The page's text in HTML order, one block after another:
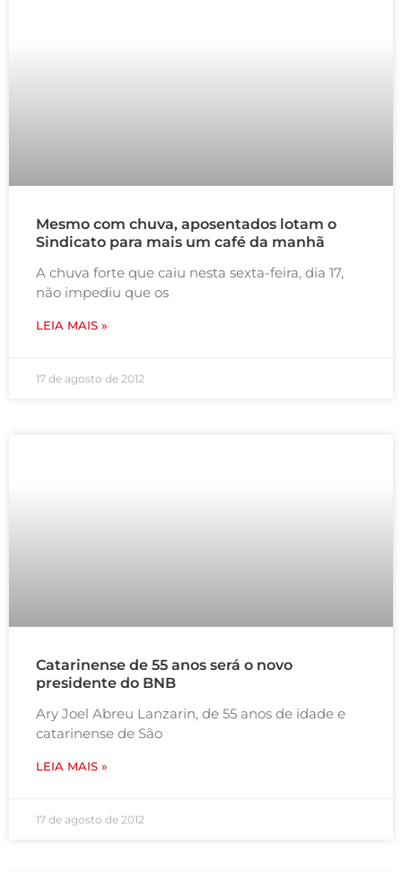
Mesmo com chuva, aposentados lotam o
Sindicato para mais um café da manhã
A chuva forte que caiu nesta sexta-feira, dia 17,
não impediu que os
LEIA MAIS »
17 de agosto de 2012
Catarinense de 55 anos será o novo
presidente do BNB
Ary Joel Abreu Lanzarin, de 55 anos de idade e
catarinense de São
LEIA MAIS »
17 de agosto de 2012